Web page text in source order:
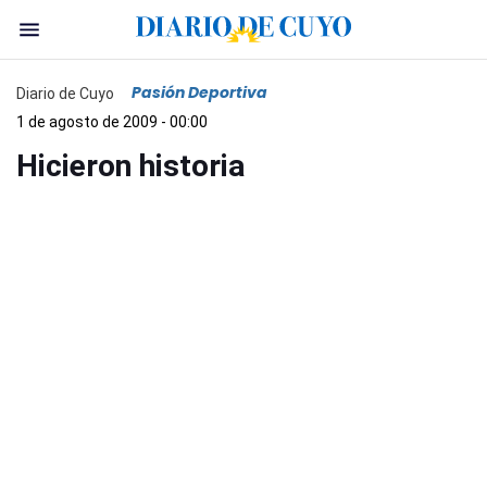
Diario de Cuyo Pasión Deportiva
1 de agosto de 2009 - 00:00
Hicieron historia